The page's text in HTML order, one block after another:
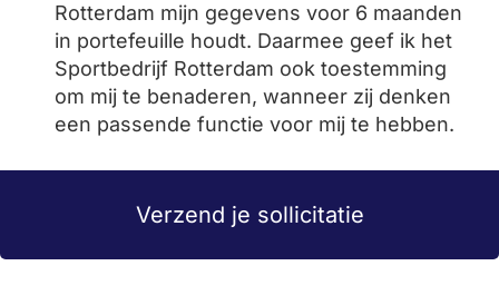
Rotterdam mijn gegevens voor 6 maanden
in portefeuille houdt. Daarmee geef ik het
Sportbedrijf Rotterdam ook toestemming
om mij te benaderen, wanneer zij denken
een passende functie voor mij te hebben.
Verzend je sollicitatie